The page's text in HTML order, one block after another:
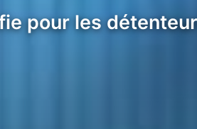
pour les